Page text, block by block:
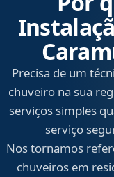
Precisa de um
chuveiro na sua
serviços simples
serviço
Nos tornamos
chuveiros em